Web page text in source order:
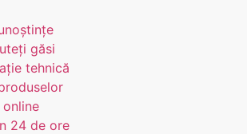
găsi
tehnică
24 de ore